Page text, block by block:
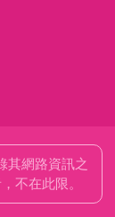
其網路資訊之
不在此限。